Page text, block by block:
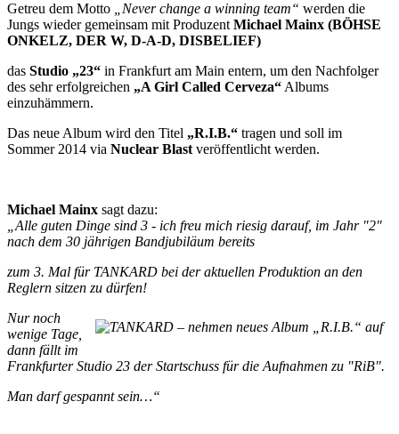
Getreu dem Motto „Never change a winning team“ werden die
Jungs wieder gemeinsam mit Produzent Michael Mainx (BÖHSE
ONKELZ, DER W, D-A-D, DISBELIEF)
das Studio „23“ in Frankfurt am Main entern, um den Nachfolger
des sehr erfolgreichen „A Girl Called Cerveza“ Albums
einzuhämmern.
Das neue Album wird den Titel „R.I.B.“ tragen und soll im
Sommer 2014 via Nuclear Blast veröffentlicht werden.
Michael Mainx sagt dazu:
„Alle guten Dinge sind 3 - ich freu mich riesig darauf, im Jahr "2"
nach dem 30 jährigen Bandjubiläum bereits
zum 3. Mal für TANKARD bei der aktuellen Produktion an den
Reglern sitzen zu dürfen!
Nur noch
wenige Tage,
dann fällt im
Frankfurter Studio 23 der Startschuss für die Aufnahmen zu "RiB".
Man darf gespannt sein…“